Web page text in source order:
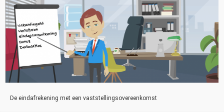
De eindafrekening met een vaststellingsovereenkomst